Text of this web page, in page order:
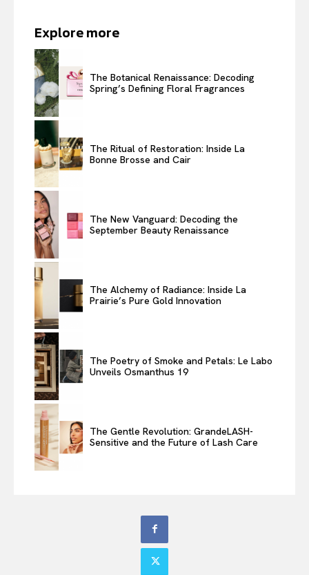
Explore more
The Botanical Renaissance: Decoding
Spring’s Defining Floral Fragrances
The Ritual of Restoration: Inside La
Bonne Brosse and Cair
The New Vanguard: Decoding the
September Beauty Renaissance
The Alchemy of Radiance: Inside La
Prairie’s Pure Gold Innovation
The Poetry of Smoke and Petals: Le Labo
Unveils Osmanthus 19
The Gentle Revolution: GrandeLASH-
Sensitive and the Future of Lash Care